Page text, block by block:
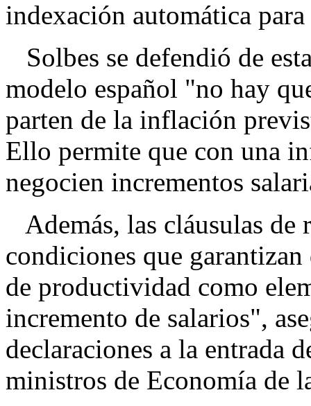
indexación automática
Solbes se defendió de
modelo español "no hay
parten de la inflación
Ello permite que con una
negocien incrementos
Además, las cláusulas de
condiciones que
de productividad como
incremento de salarios",
declaraciones a la entrada
ministros de Economía de